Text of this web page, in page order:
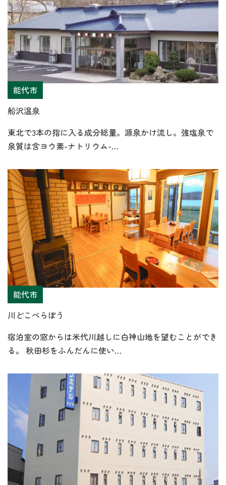
能代市
船沢温泉
東北で3本の指に入る成分総量。源泉かけ流し。強塩泉で
泉質は含ヨウ素-ナトリウム-…
能代市
川どこべらぼう
宿泊室の窓からは米代川越しに白神山地を望むことができ
る。 秋田杉をふんだんに使い…